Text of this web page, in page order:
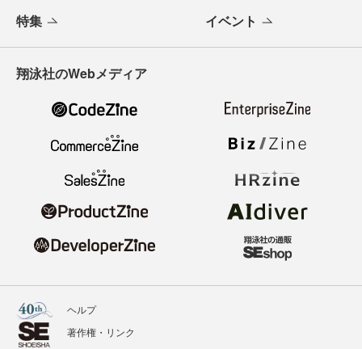
特集 イベント
翔泳社のWebメディア
ヘルプ
著作権・リンク